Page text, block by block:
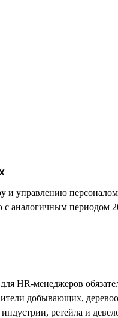
и управлению
с аналогичным периодом
HR-менеджеров
добывающих,
ретейла и